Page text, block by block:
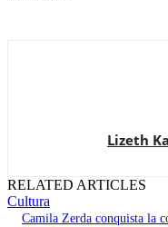
Lizeth
RELATED ARTICLES
Cultura
Camila Zerda conquista la